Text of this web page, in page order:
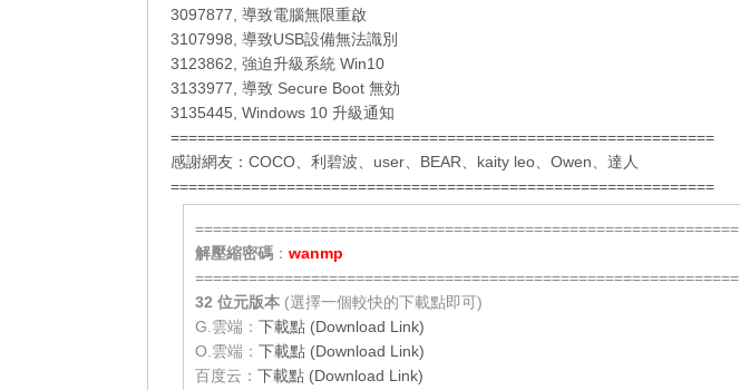
3097877, 導致電腦無限重啟
3107998, 導致USB設備無法識別
3123862, 強迫升級系統 Win10
3133977, 導致 Secure Boot 無効
3135445, Windows 10 升級通知
=============================================================
感謝網友： COCO 利碧波 user BEAR kaity leo Owen
達人
=============================================================
=============================================================
解壓縮密碼： wanmp
=============================================================
32 位元版本(選擇一個較快的下載點即可)
G.雲端： 下載點 (Download Link)
O.雲端： 下載點 (Download Link)
百度云： 下載點 (Download Link)